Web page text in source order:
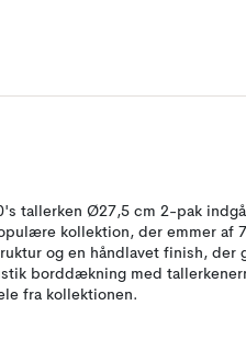
tallerken Ø27,5 cm 2-pak
kollektion, der emmer af
og en håndlavet finish, der
borddækning med
fra kollektionen.